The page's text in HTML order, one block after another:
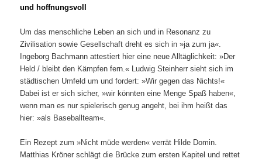
und hoffnungsvoll
Um das menschliche Leben an sich und in Resonanz zu
Zivilisation sowie Gesellschaft dreht es sich in »ja zum ja«.
Ingeborg Bachmann attestiert hier eine neue Alltäglichkeit: »Der
Held / bleibt den Kämpfen fern.« Ludwig Steinherr sieht sich im
städtischen Umfeld um und fordert: »Wir gegen das Nichts!«
Dabei ist er sich sicher, »wir könnten eine Menge Spaß haben«,
wenn man es nur spielerisch genug angeht, bei ihm heißt das
hier: »als Baseballteam«.
Ein Rezept zum »Nicht müde werden« verrät Hilde Domin.
Matthias Kröner schlägt die Brücke zum ersten Kapitel und rettet